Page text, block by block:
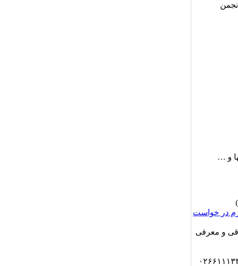
نام انجمن
و …
)
در خواست
و معرفی
سالانه به مبلغ ۱۲۰.۰۰۰.۰۰۰ ریال به شماره حساب ۰۲۶۶۱۱۱۳۳۹